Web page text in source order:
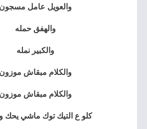
والعويل عامل مسجون
والهفق حمله
والكبير نمله
والكلام مبقاش موزون
والكلام مبقاش موزون
كلو ع التيك توك ماشي يحك